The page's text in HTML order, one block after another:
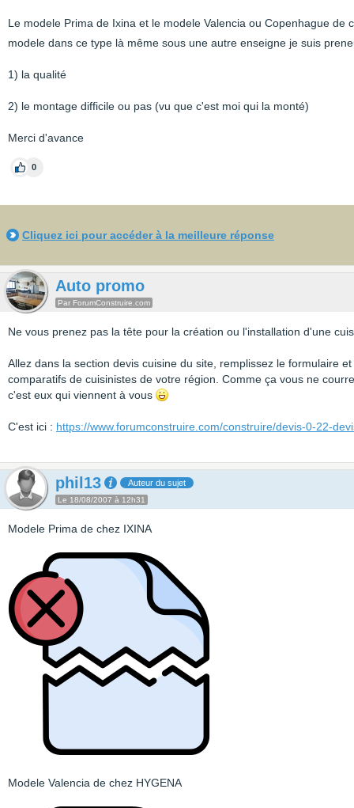
Le modele Prima de Ixina et le modele Valencia ou Copenhague de
modele dans ce type là même sous une autre enseigne je suis
1) la qualité
2) le montage difficile ou pas (vu que c'est moi qui la monté)
Merci d'avance
0
Cliquez ici pour accéder à la meilleure réponse
Auto promo
Par ForumConstruire.com
Ne vous prenez pas la tête pour la création ou l'installation d'une
Allez dans la section devis cuisine du site, remplissez le formulaire
comparatifs de cuisinistes de votre région. Comme ça vous ne
c'est eux qui viennent à vous
C'est ici : https://www.forumconstruire.com/construire/devis-0-22-
phil13 Auteur du sujet
Le 18/08/2007 à 12h31
Modele Prima de chez IXINA
Modele Valencia de chez HYGENA